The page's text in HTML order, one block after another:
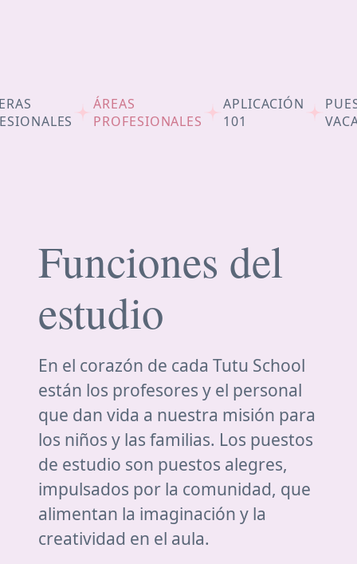
ÁREAS
PROFESIONALES
APLICACIÓN
101
Funciones del
estudio
En el corazón de cada Tutu School
están los profesores y el personal
que dan vida a nuestra misión para
los niños y las familias. Los puestos
de estudio son puestos alegres,
impulsados por la comunidad, que
alimentan la imaginación y la
creatividad en el aula.